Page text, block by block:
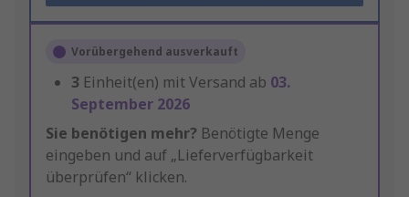
Vorübergehend ausverkauft
3 Einheit(en) mit Versand ab 03.
September 2026
Sie benötigen mehr? Benötigte Menge
eingeben und auf „Lieferverfügbarkeit
überprüfen“ klicken.